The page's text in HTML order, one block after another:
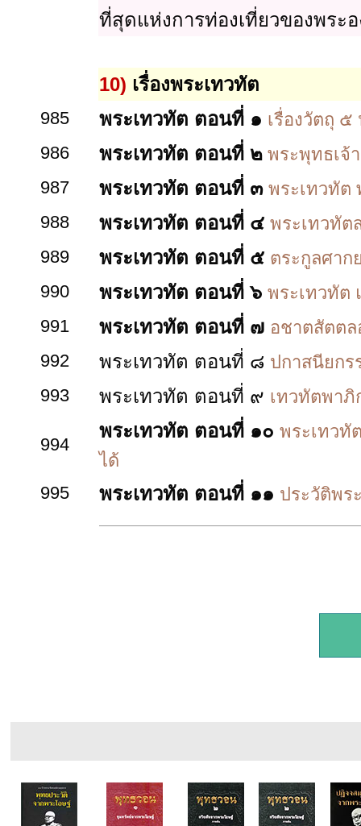
ที่สุดแห่งการท่องเที่ยวของพระ
10) เรื่องพระเทวทัต
985 พระเทวทัต ตอนที่ ๑ เรื่องวัตถุ
986
พระเทวทัต ตอนที่ ๒ พระพุทธเจ้
987
พระเทวทัต ตอนที่ ๓ พระเทวทัต
988
พระเทวทัต ตอนที่ ๔ พระเทวทั
989
พระเทวทัต ตอนที่ ๕ ตระกูลศาก
990
พระเทวทัต ตอนที่ ๖ พระเทวทัต
991
พระเทวทัต ตอนที่ ๗ อชาตสัตต
992
พระเทวทัต ตอนที่ ๘ ปกาสนียกร
993
พระเทวทัต ตอนที่ ๙ เทวทัตพาภิ
994
พระเทวทัต ตอนที่ ๑๐ พระเทวทั
ได้
995
พระเทวทัต ตอนที่ ๑๑ ประวัติพร